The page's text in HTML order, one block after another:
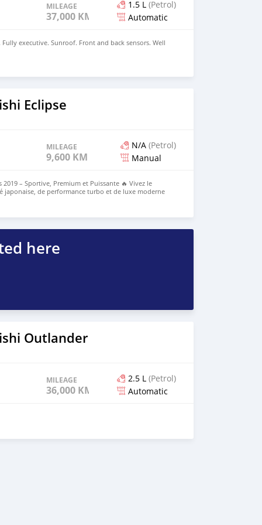
MILEAGE
37,000 KM
1.5 L (Petrol)
Automatic
executive. Sunroof. Front and back sensors. Well
Eclipse
MILEAGE
9,600 KM
N/A (Petrol)
Manual
2019 – Sportive, Premium et Puissante 🔥 Vivez le
japonaise, de performance turbo et de luxe moderne
Eclipse Cross 2019. Conçu pour le confort, la sécurité
se distingue par son style audacieux et ses
pour les trajets en ville et les longs trajets. 🚗
+ toit panoramique arrière • Sièges : Sièges électriques
des sièges • Direction : volant multifonctions •
• Aide à la conduite : régulateur de vitesse •
de basse intégrée • Confort & Style : intérieur sportif
qualité
here
Outlander
MILEAGE
36,000 KM
2.5 L (Petrol)
Automatic